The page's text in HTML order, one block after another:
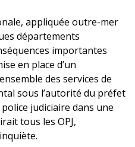
appliquée outre-mer
départements
importantes
en place d’un
des services de
sous l’autorité du préfet
judiciaire dans une
tous les OPJ,